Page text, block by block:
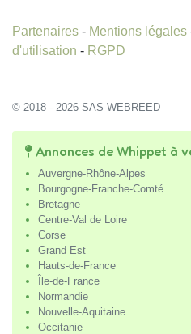
Partenaires - Mentions légales
d'utilisation - RGPD
© 2018 - 2026 SAS WEBREED
Annonces de Whippet à
Auvergne-Rhône-Alpes
Bourgogne-Franche-Comté
Bretagne
Centre-Val de Loire
Corse
Grand Est
Hauts-de-France
Île-de-France
Normandie
Nouvelle-Aquitaine
Occitanie